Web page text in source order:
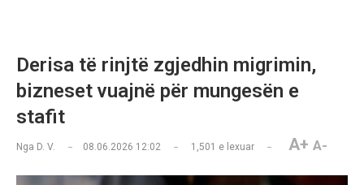
Derisa të rinjtë zgjedhin migrimin,
bizneset vuajnë për mungesën e
stafit
Nga D. V. 08.06.2026 12:02 1,501 e lexuar A+ A-